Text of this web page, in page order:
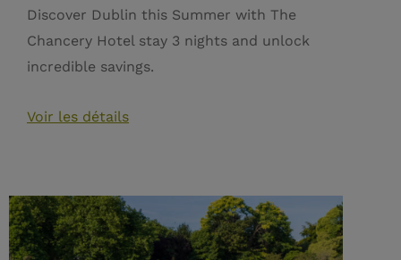
Discover Dublin this Summer with The
Chancery Hotel stay 3 nights and unlock
incredible savings.
Voir les détails